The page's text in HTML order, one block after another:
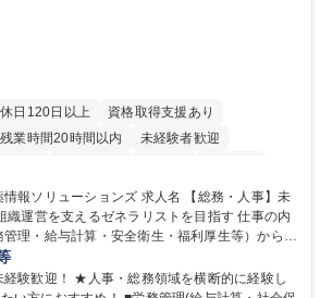
日120日以上
資格取得支援あり
業時間20時間以内
未経験者歓迎
制 交通費支給 土日祝休み 寮・社宅あり
ョンズ 求人名 【総務・人事】未
営を支えるゼネラリストを目指す 仕事の内
理・給与計算・安全衛生・福利厚生等）からお
務・採用・教育業務へ守備範囲を広げ、組織運
業務：労働時間管理、給与
厚生管理、安全衛生、健康経営推進等をお任せ
験歓迎！ ★人事・総務領域を横断的に経験し